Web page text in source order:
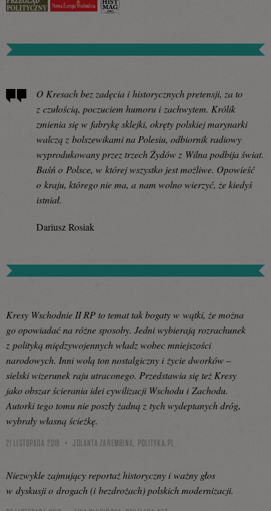
O Kresach bez zadęcia i historycznych pretensji, za to
z czułością, poczuciem humoru i zachwytem. Królik
zmienia się w fabrykę sklejki, okręty polskiej marynarki
walczą z bolszewikami na Polesiu, odbiornik radiowy
wyprodukowany przez trzech Żydów z Wilna podbija świat.
Baśń o Polsce, w której wszystko jest możliwe. Opowieść
o kraju, którego nie ma, a nam wolno wierzyć, że kiedyś
istniał.
Dariusz Rosiak
Kresy Wschodnie II RP to temat tak bogaty w wątki, że można
go opowiadać na różne sposoby. Jedni wybierają rozrachunek
z polityką międzywojennych władz wobec mniejszości
narodowych. Inni wolą ton nostalgiczny i życie dworków –
sielski wizerunek raju utraconego. Przedstawia się też Kresy
jako obszar ścierania idei cywilizacji Wschodu i Zachodu.
Autorki tego tomu nie poszły żadną z tych wydeptanych dróg,
wybrały własną ścieżkę.
21 LISTOPADA 2018 JOLANTA ZAREMBINA, POLITYKA.PL
Niezwykle zajmujący reportaż historyczny i ważny głos
w dyskusji o drogach (i bezdrożach) polskich modernizacji.